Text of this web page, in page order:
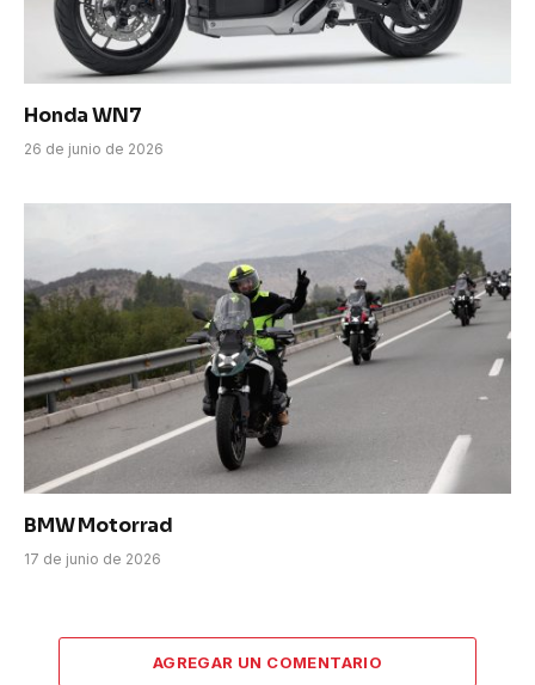
Honda WN7
26 de junio de 2026
BMW Motorrad
17 de junio de 2026
AGREGAR UN COMENTARIO